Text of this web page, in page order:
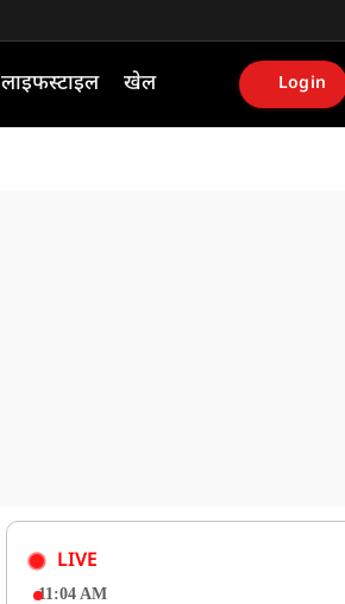
लाइफस्टाइल खेल Login
LIVE
11:04 AM